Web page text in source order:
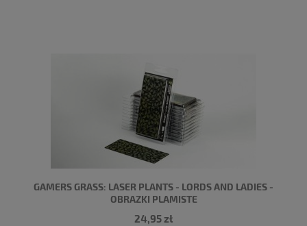
GAMERS GRASS: LASER PLANTS - LORDS AND LADIES -
OBRAZKI PLAMISTE
24,95 zł